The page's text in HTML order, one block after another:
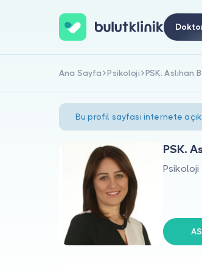
Ana Sayfa Psikoloji PSK. Aslıhan
Bu profil sayfası internete
PSK.
Psikoloji